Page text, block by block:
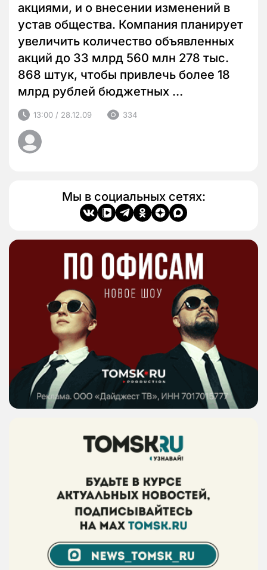
акциями, и о внесении изменений в
устав общества. Компания планирует
увеличить количество объявленных
акций до 33 млрд 560 млн 278 тыс.
868 штук, чтобы привлечь более 18
млрд рублей бюджетных …
13:00 / 28.12.09 334
Мы в социальных сетях: